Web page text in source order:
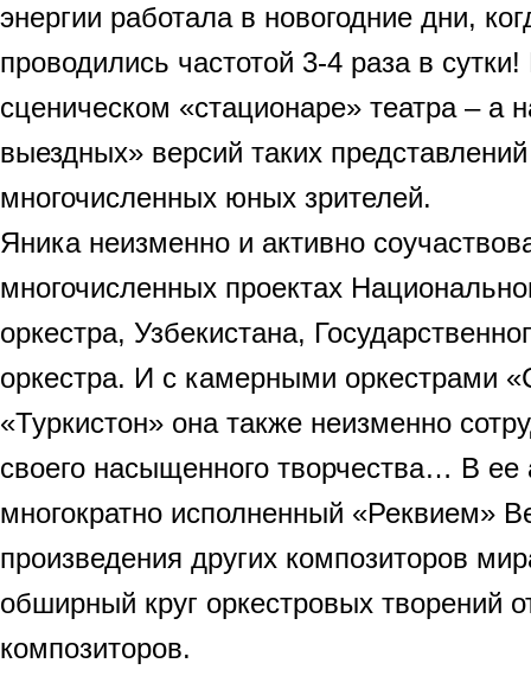
энергии работала в новогодние дни,
проводились частотой 3-4 раза в
сценическом «стационаре» театра – а
выездных» версий таких
многочисленных юных зрителей.
Яника неизменно и активно
многочисленных проектах
оркестра, Узбекистана,
оркестра. И с камерными оркестрами
«Туркистон» она также неизменно
своего насыщенного творчества… В ее
многократно исполненный «Реквием»
произведения других композиторов
обширный круг оркестровых творений
композиторов.